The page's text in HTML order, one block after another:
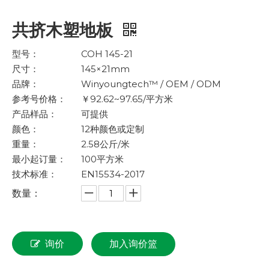
共挤木塑地板
型号：
COH 145-21
尺寸：
145×21mm
品牌：
Winyoungtech™ / OEM / ODM
参考号价格：
￥92.62~97.65/平方米
产品样品：
可提供
颜色：
12种颜色或定制
重量：
2.58公斤/米
最小起订量：
100平方米
技术标准：
EN15534-2017
数量：
询价 加入询价篮